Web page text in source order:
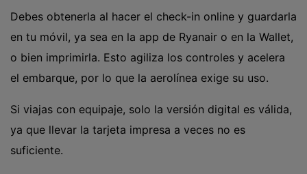
Debes obtenerla al hacer el check-in online y guardarla
en tu móvil, ya sea en la app de Ryanair o en la Wallet,
o bien imprimirla. Esto agiliza los controles y acelera
el embarque, por lo que la aerolínea exige su uso.
Si viajas con equipaje, solo la versión digital es válida,
ya que llevar la tarjeta impresa a veces no es
suficiente.